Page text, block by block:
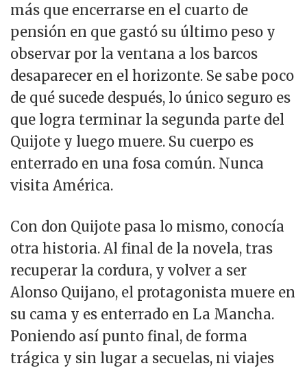
más que encerrarse en el cuarto de
pensión en que gastó su último peso y
observar por la ventana a los barcos
desaparecer en el horizonte. Se sabe poco
de qué sucede después, lo único seguro es
que logra terminar la segunda parte del
Quijote y luego muere. Su cuerpo es
enterrado en una fosa común. Nunca
visita América.
Con don Quijote pasa lo mismo, conocía
otra historia. Al final de la novela, tras
recuperar la cordura, y volver a ser
Alonso Quijano, el protagonista muere en
su cama y es enterrado en La Mancha.
Poniendo así punto final, de forma
trágica y sin lugar a secuelas, ni viajes